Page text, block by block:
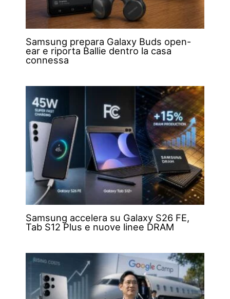
Samsung prepara Galaxy Buds open-
ear e riporta Ballie dentro la casa
connessa
Samsung accelera su Galaxy S26 FE,
Tab S12 Plus e nuove linee DRAM